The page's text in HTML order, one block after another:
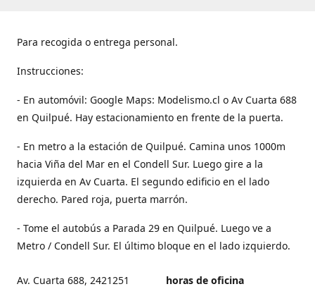
Para recogida o entrega personal.
Instrucciones:
- En automóvil: Google Maps: Modelismo.cl o Av Cuarta 688
en Quilpué. Hay estacionamiento en frente de la puerta.
- En metro a la estación de Quilpué. Camina unos 1000m
hacia Viña del Mar en el Condell Sur. Luego gire a la
izquierda en Av Cuarta. El segundo edificio en el lado
derecho. Pared roja, puerta marrón.
- Tome el autobús a Parada 29 en Quilpué. Luego ve a
Metro / Condell Sur. El último bloque en el lado izquierdo.
Av. Cuarta 688, 2421251
horas de oficina